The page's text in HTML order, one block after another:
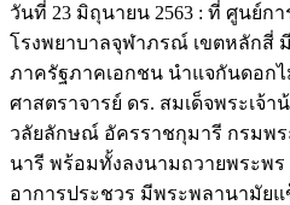
วันที่ 23 มิถุนายน 2563 : ที่ ศูนย์ก
โรงพยาบาลจุฬาภรณ์ เขตหลักสี่
ภาครัฐภาคเอกชน นำแจกันดอก
ศาสตราจารย์ ดร. สมเด็จพระเจ้
วลัยลักษณ์ อัครราชกุมารี กรมพ
นารี พร้อมทั้งลงนามถวายพระพ
อาการประชวร มีพระพลานามัย